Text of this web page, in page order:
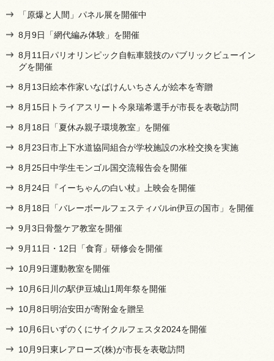
「原爆と人間」パネル展を開催中
8月9日「網代編み体験」を開催
8月11日パリオリンピック自転車競技のパブリックビューイン
グを開催
8月13日絵本作家いなばけんいちさんが絵本を寄贈
8月15日トライアスリート今泉瑞希選手が市長を表敬訪問
8月18日「夏休み親子環境教室」を開催
8月23日市上下水道協同組合が学校施設の水栓交換を実施
8月25日中学生モンゴル国交流報告会を開催
8月24日『イーちゃんの白い杖』上映会を開催
8月18日「バレーボールフェスティバルin伊豆の国市」を開催
9月3日骨盤ケア教室を開催
9月11日・12日「食育」研修会を開催
10月9日運動教室を開催
10月6日川の駅伊豆城山1周年祭を開催
10月8日明治安田が寄附金を贈呈
10月6日いずのくにサイクルフェスタ2024を開催
10月9日東レアローズ(株)が市長を表敬訪問